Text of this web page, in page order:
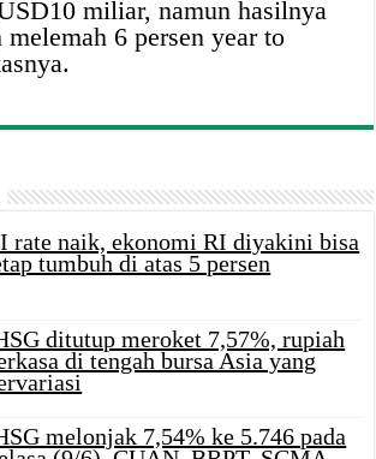
miliar, namun hasilnya
6 persen year to
rate naik, ekonomi RI diyakini bisa
tumbuh di atas 5 persen
ditutup meroket 7,57%, rupiah
di tengah bursa Asia yang
melonjak 7,54% ke 5.746 pada